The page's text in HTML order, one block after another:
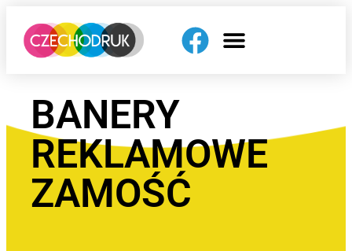
BANERY
REKLAMOWE
ZAMOŚĆ